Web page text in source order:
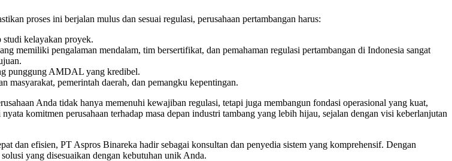
proses ini berjalan mulus dan sesuai regulasi, perusahaan pertambangan harus:
kelayakan proyek.
memiliki pengalaman mendalam, tim bersertifikat, dan pemahaman regulasi pertambangan di Indonesia sangat
punggung AMDAL yang kredibel.
pemerintah daerah, dan pemangku kepentingan.
Anda tidak hanya memenuhi kewajiban regulasi, tetapi juga membangun fondasi operasional yang kuat,
komitmen perusahaan terhadap masa depan industri tambang yang lebih hijau, sejalan dengan visi keberlanjutan
dan efisien, PT Aspros Binareka hadir sebagai konsultan dan penyedia sistem yang komprehensif. Dengan
yang disesuaikan dengan kebutuhan unik Anda.